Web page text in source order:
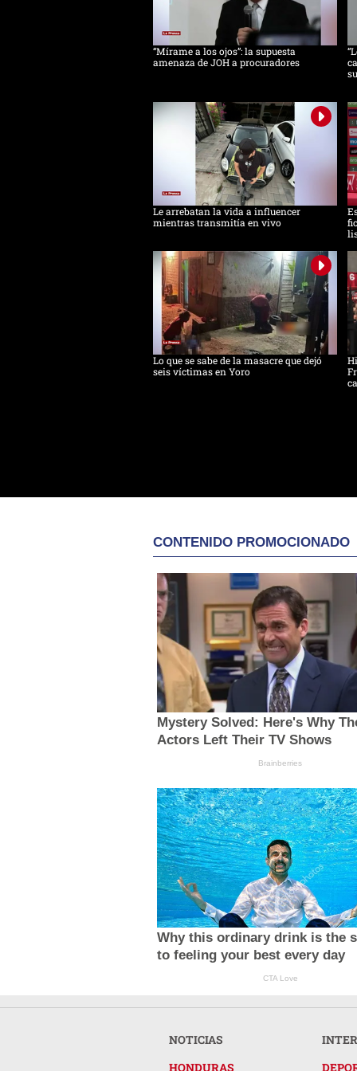
“Mírame a los ojos”: la supuesta
amenaza de JOH a procuradores
Le arrebatan la vida a influencer
mientras transmitía en vivo
Lo que se sabe de la masacre que dejó
seis víctimas en Yoro
CONTENIDO PROMOCIONADO
Mystery Solved: Here's Why
Actors Left Their TV Shows
Brainberries
Why this ordinary drink is the
to feeling your best every day
CTA Love
NOTICIAS
HONDURAS